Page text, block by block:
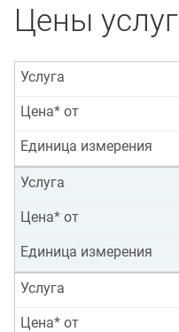
Цены услуг
Услуга
Цена* от
Единица измерения
Услуга
Цена* от
Единица измерения
Услуга
Цена* от